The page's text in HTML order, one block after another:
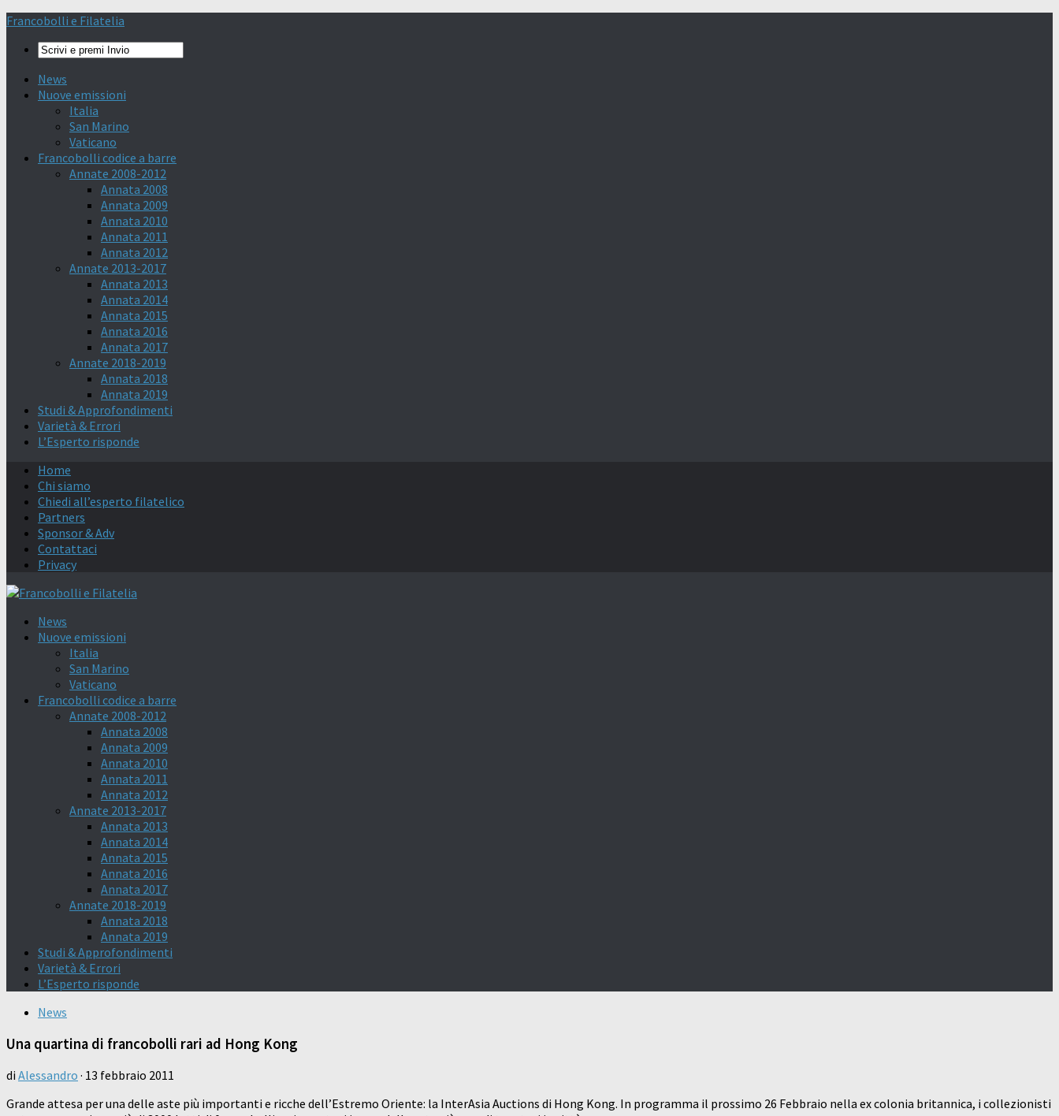
Francobolli e Filatelia
News
Nuove emissioni
Italia
San Marino
Vaticano
Francobolli codice a barre
Annate 2008-2012
Annata 2008
Annata 2009
Annata 2010
Annata 2011
Annata 2012
Annate 2013-2017
Annata 2013
Annata 2014
Annata 2015
Annata 2016
Annata 2017
Annate 2018-2019
Annata 2018
Annata 2019
Studi & Approfondimenti
Varietà & Errori
L’Esperto risponde
Home
Chi siamo
Chiedi all’esperto filatelico
Partners
Sponsor & Adv
Contattaci
Privacy
News
Nuove emissioni
Italia
San Marino
Vaticano
Francobolli codice a barre
Annate 2008-2012
Annata 2008
Annata 2009
Annata 2010
Annata 2011
Annata 2012
Annate 2013-2017
Annata 2013
Annata 2014
Annata 2015
Annata 2016
Annata 2017
Annate 2018-2019
Annata 2018
Annata 2019
Studi & Approfondimenti
Varietà & Errori
L’Esperto risponde
News
Una quartina di francobolli rari ad Hong Kong
di Alessandro · 13 febbraio 2011
Grande attesa per una delle aste più importanti e ricche dell’Estremo Oriente: la InterAsia Auctions di Hong Kong. In programma il prossimo 26 Febbraio nella ex colonia britannica, i collezionisti